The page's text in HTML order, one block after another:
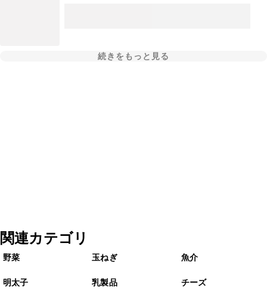
続きをもっと見る
関連カテゴリ
野菜 玉ねぎ 魚介
明太子 乳製品 チーズ